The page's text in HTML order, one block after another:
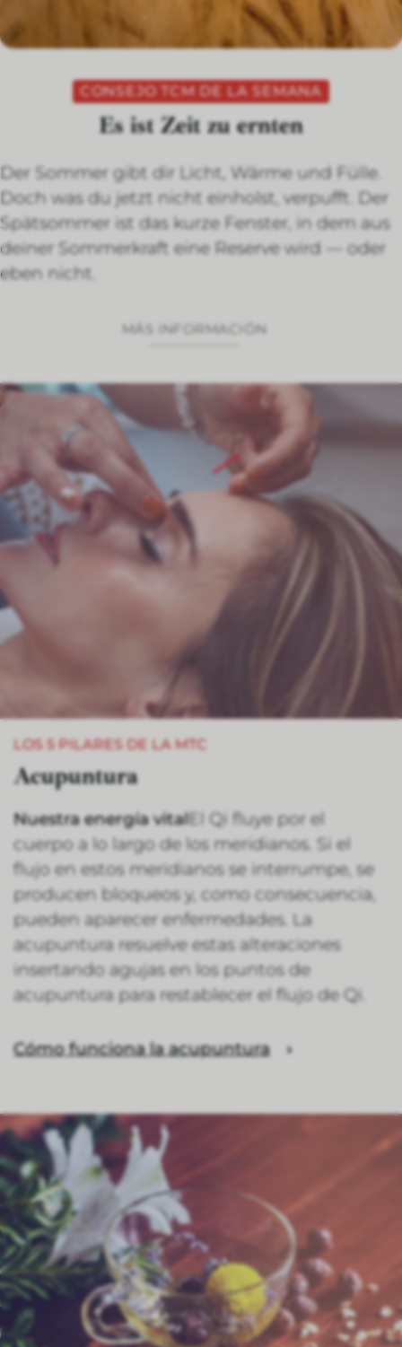
CONSEJO TCM DE LA SEMANA
Es ist Zeit zu ernten
Der Sommer gibt dir Licht, Wärme und Fülle.
Doch was du jetzt nicht einholst, verpufft. Der
Spätsommer ist das kurze Fenster, in dem aus
deiner Sommerkraft eine Reserve wird — oder
eben nicht.
MÁS INFORMACIÓN
LOS 5 PILARES DE LA MTC
Acupuntura
Nuestra energía vitalEl Qi fluye por el
cuerpo a lo largo de los meridianos. Si el
flujo en estos meridianos se interrumpe, se
producen bloqueos y, como consecuencia,
pueden aparecer enfermedades. La
acupuntura resuelve estas alteraciones
insertando agujas en los puntos de
acupuntura para restablecer el flujo de Qi.
Cómo funciona la acupuntura